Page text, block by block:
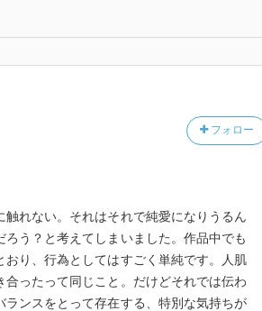
フォロー
れない。それはそれで純愛になりうるん
う？と考えてしまいました。作品中でも
おり、行為としてはすごく単純です。人肌
ったって同じこと。だけどそれでは伝わ
ンスをとって存在する、特別な気持ちが